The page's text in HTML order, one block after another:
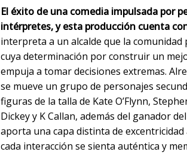
El éxito de una comedia impulsada por
intérpretes, y esta producción cuenta
interpreta a un alcalde que la
cuya determinación por construir un
empuja a tomar decisiones extremas.
se mueve un grupo de personajes
figuras de la talla de Kate O’Flynn,
Dickey y K Callan, además del ganador
aporta una capa distinta de
cada interacción se sienta auténtica y